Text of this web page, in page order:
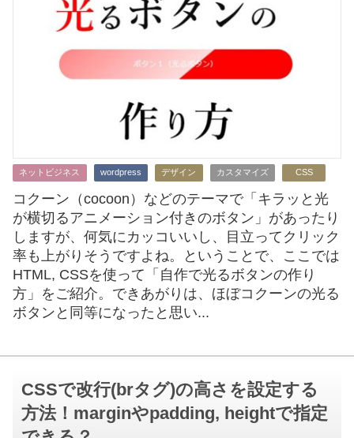
ネットビジネス wordpress デザイン カスタマイズ CSS
コクーン（cocoon）などのテーマで「キラッと光
が横切るアニメーション付きのボタン」があったり
しますが、何気にカッコいいし、目立ってクリック
率も上がりそうですよね。ということで、ここでは
HTML, CSSを使って「自作で光るボタンの作り
方」をご紹介。できあがりは、ほぼコクーンの光る
ボタンと同等になったと思い...
CSSで改行(brタグ)の高さを設定する
方法！marginやpadding, heightで指定